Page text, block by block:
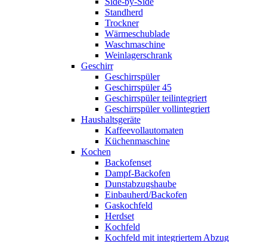
Standherd
Trockner
Wärmeschublade
Waschmaschine
Weinlagerschrank
Geschirr
Geschirrspüler
Geschirrspüler 45
Geschirrspüler teilintegriert
Geschirrspüler vollintegriert
Haushaltsgeräte
Kaffeevollautomaten
Küchenmaschine
Kochen
Backofenset
Dampf-Backofen
Dunstabzugshaube
Einbauherd/Backofen
Gaskochfeld
Herdset
Kochfeld
Kochfeld mit integriertem Abzug